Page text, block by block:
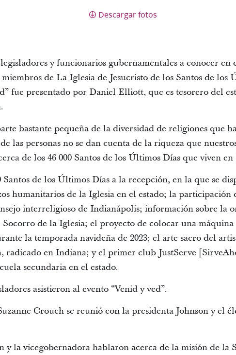
Descargar fotos
y funcionarios gubernamentales a conocer en
de La Iglesia de Jesucristo de los Santos de los
fue presentado por Daniel Elliott, que es tesorero del
bastante pequeña de la diversidad de religiones que
las personas no se dan cuenta de la riqueza que
de los 46 000 Santos de los Últimos Días que viven
Santos de los Últimos Días a la recepción, en la que se
humanitarios de la Iglesia en el estado; la participación
interreligioso de Indianápolis; información sobre la
Socorro de la Iglesia; el proyecto de colocar una máquina
la temporada navideña de 2023; el arte sacro del
radicado en Indiana; y el primer club JustServe
secundaria en el estado.
asistieron al evento “Venid y ved”.
Crouch se reunió con la presidenta Johnson y el
y la vicegobernadora hablaron acerca de la misión de la